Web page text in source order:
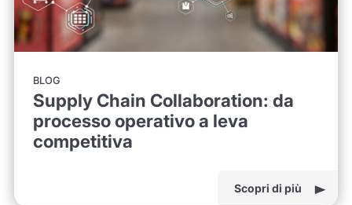
BLOG
Supply Chain Collaboration: da
processo operativo a leva
competitiva
Scopri di più